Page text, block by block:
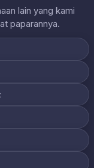
lain yang kami
paparannya.